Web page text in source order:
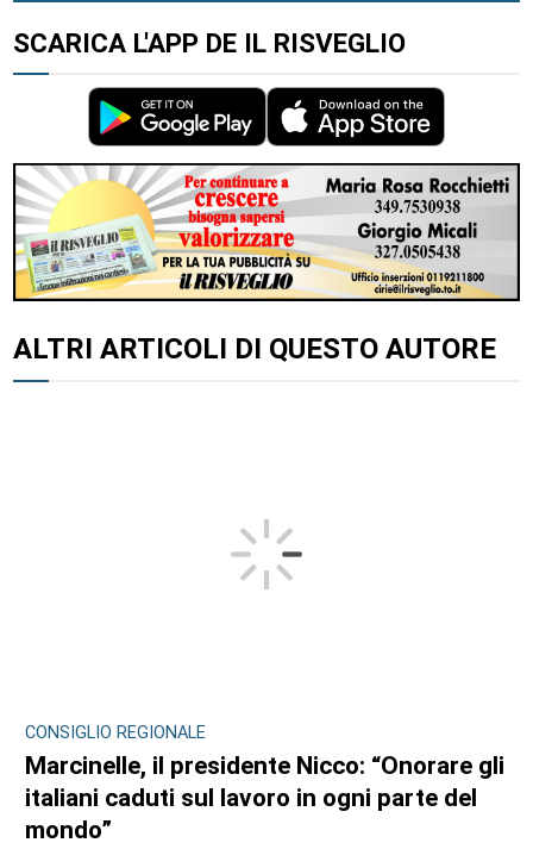
SCARICA L'APP DE IL RISVEGLIO
ALTRI ARTICOLI DI QUESTO AUTORE
CONSIGLIO REGIONALE
Marcinelle, il presidente Nicco: “Onorare gli
italiani caduti sul lavoro in ogni parte del
mondo”